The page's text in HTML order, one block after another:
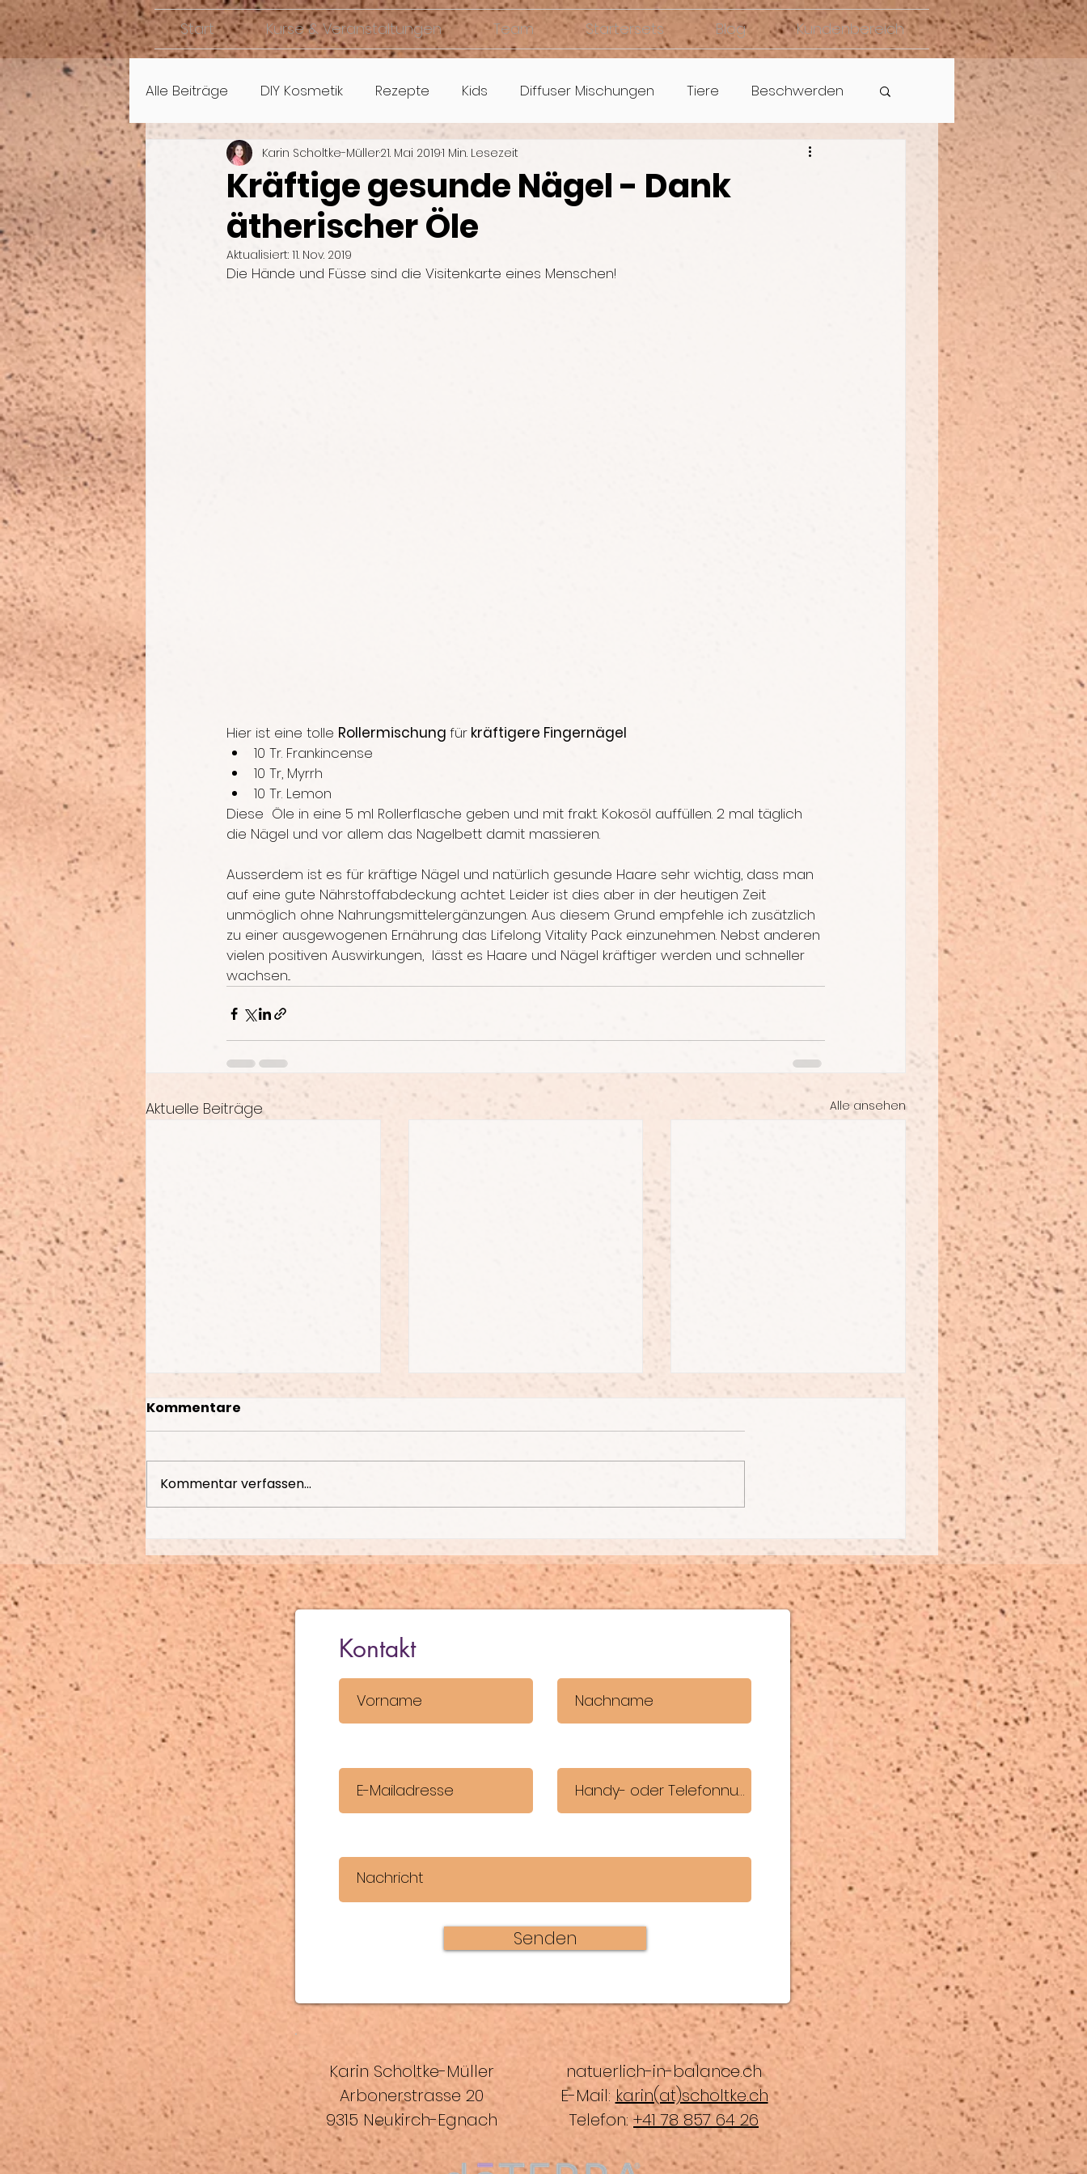
Start Kurse & Veranstaltungen Team Startersets Blog Kundenbereich
Alle Beiträge DIY Kosmetik Rezepte Kids Diffuser Mischungen Tiere Beschwerden
Kräftige gesunde Nägel - Dank
ätherischer Öle
Karin Scholtke-Müller21. Mai 20191 Min. Lesezeit
Aktualisiert: 11. Nov. 2019
Die Hände und Füsse sind die Visitenkarte eines Menschen!
Hier ist eine tolle Rollermischung für kräftigere Fingernägel
10 Tr. Frankincense
10 Tr, Myrrh
10 Tr. Lemon
Diese  Öle in eine 5 ml Rollerflasche geben und mit frakt. Kokosöl auffüllen. 2 mal täglich
die Nägel und vor allem das Nagelbett damit massieren.
Ausserdem ist es für kräftige Nägel und natürlich gesunde Haare sehr wichtig, dass man
auf eine gute Nährstoffabdeckung achtet. Leider ist dies aber in der heutigen Zeit
unmöglich ohne Nahrungsmittelergänzungen. Aus diesem Grund empfehle ich zusätzlich
zu einer ausgewogenen Ernährung das Lifelong Vitality Pack einzunehmen. Nebst anderen
vielen positiven Auswirkungen,  lässt es Haare und Nägel kräftiger werden und schneller
wachsen...
Aktuelle Beiträge Alle ansehen
Emotionale Blockaden
lösen mit Essential
Emotions Coaching
natürlich unterstützen
mit doTerra
Natürlich Waschen
leicht gemacht:
Natürliche Alternativen
anstatt Schadstoffe
Kommentare
Kommentar verfassen...
Kontakt
Senden
Karin Scholtke-Müller
Arbonerstrasse 20
9315 Neukirch-Egnach
natuerlich-in-balance.ch
E-Mail: karin(at)scholtke.ch
Telefon:+41 78 857 64 26